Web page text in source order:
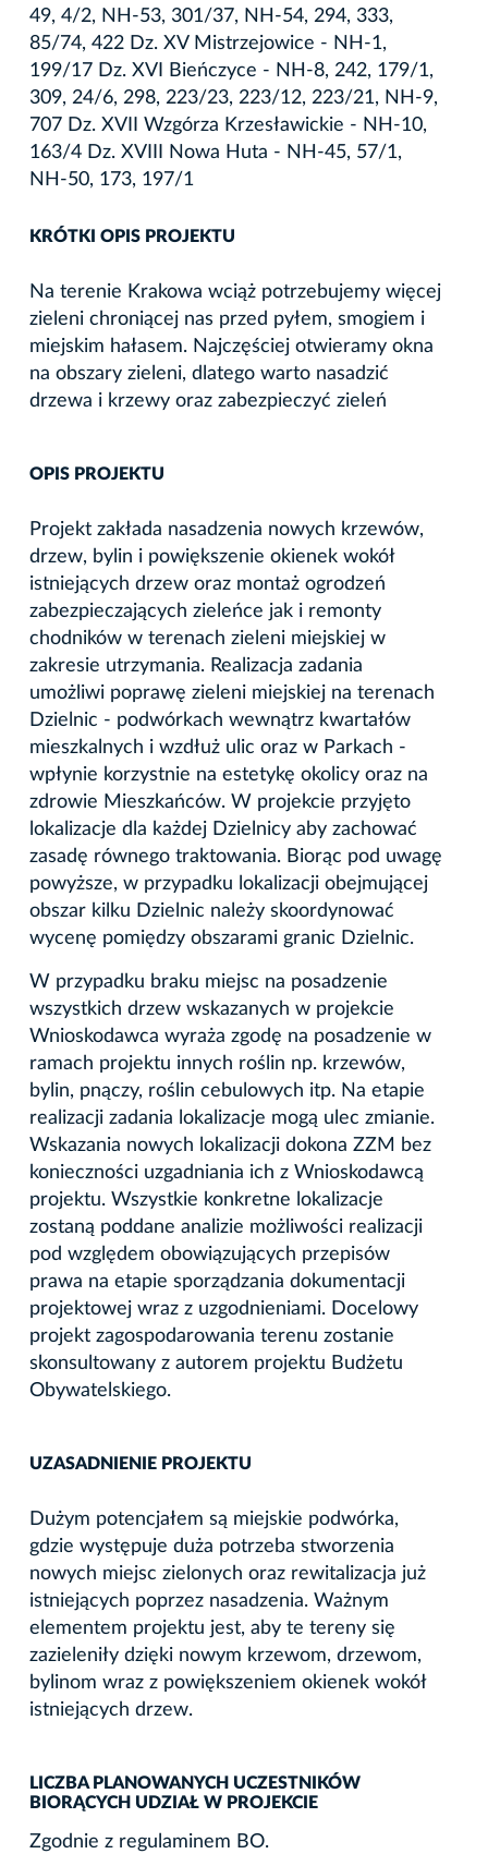
49, 4/2, NH-53, 301/37, NH-54, 294, 333,
85/74, 422 Dz. XV Mistrzejowice - NH-1,
199/17 Dz. XVI Bieńczyce - NH-8, 242, 179/1,
309, 24/6, 298, 223/23, 223/12, 223/21, NH-9,
707 Dz. XVII Wzgórza Krzesławickie - NH-10,
163/4 Dz. XVIII Nowa Huta - NH-45, 57/1,
NH-50, 173, 197/1
KRÓTKI OPIS PROJEKTU
Na terenie Krakowa wciąż potrzebujemy więcej
zieleni chroniącej nas przed pyłem, smogiem i
miejskim hałasem. Najczęściej otwieramy okna
na obszary zieleni, dlatego warto nasadzić
drzewa i krzewy oraz zabezpieczyć zieleń
OPIS PROJEKTU
Projekt zakłada nasadzenia nowych krzewów,
drzew, bylin i powiększenie okienek wokół
istniejących drzew oraz montaż ogrodzeń
zabezpieczających zieleńce jak i remonty
chodników w terenach zieleni miejskiej w
zakresie utrzymania. Realizacja zadania
umożliwi poprawę zieleni miejskiej na terenach
Dzielnic - podwórkach wewnątrz kwartałów
mieszkalnych i wzdłuż ulic oraz w Parkach -
wpłynie korzystnie na estetykę okolicy oraz na
zdrowie Mieszkańców. W projekcie przyjęto
lokalizacje dla każdej Dzielnicy aby zachować
zasadę równego traktowania. Biorąc pod uwagę
powyższe, w przypadku lokalizacji obejmującej
obszar kilku Dzielnic należy skoordynować
wycenę pomiędzy obszarami granic Dzielnic.
W przypadku braku miejsc na posadzenie
wszystkich drzew wskazanych w projekcie
Wnioskodawca wyraża zgodę na posadzenie w
ramach projektu innych roślin np. krzewów,
bylin, pnączy, roślin cebulowych itp. Na etapie
realizacji zadania lokalizacje mogą ulec zmianie.
Wskazania nowych lokalizacji dokona ZZM bez
konieczności uzgadniania ich z Wnioskodawcą
projektu. Wszystkie konkretne lokalizacje
zostaną poddane analizie możliwości realizacji
pod względem obowiązujących przepisów
prawa na etapie sporządzania dokumentacji
projektowej wraz z uzgodnieniami. Docelowy
projekt zagospodarowania terenu zostanie
skonsultowany z autorem projektu Budżetu
Obywatelskiego.
UZASADNIENIE PROJEKTU
Dużym potencjałem są miejskie podwórka,
gdzie występuje duża potrzeba stworzenia
nowych miejsc zielonych oraz rewitalizacja już
istniejących poprzez nasadzenia. Ważnym
elementem projektu jest, aby te tereny się
zazieleniły dzięki nowym krzewom, drzewom,
bylinom wraz z powiększeniem okienek wokół
istniejących drzew.
LICZBA PLANOWANYCH UCZESTNIKÓW
BIORĄCYCH UDZIAŁ W PROJEKCIE
Zgodnie z regulaminem BO.